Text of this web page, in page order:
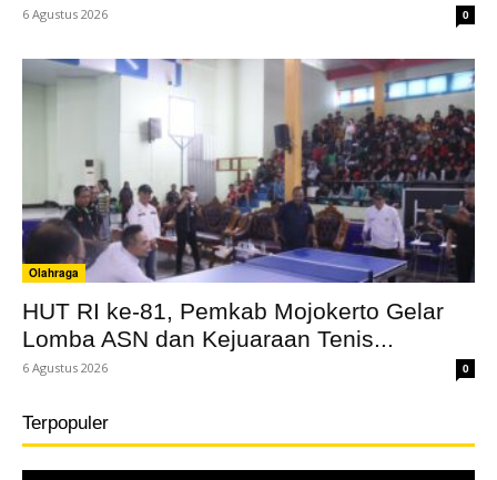
6 Agustus 2026 0
Olahraga
HUT RI ke-81, Pemkab Mojokerto Gelar
Lomba ASN dan Kejuaraan Tenis...
6 Agustus 2026 0
Terpopuler